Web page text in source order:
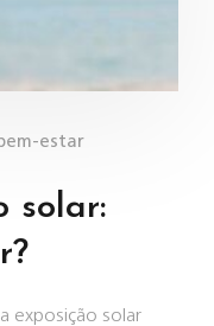
estar
solar:
exposição solar